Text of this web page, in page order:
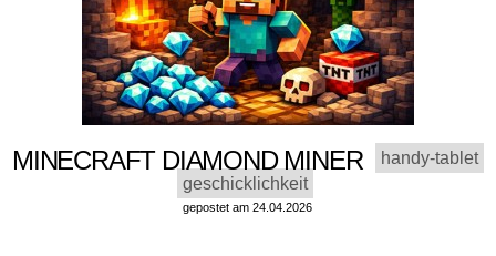
MINECRAFT DIAMOND MINER
handy-tablet
geschicklichkeit
gepostet am 24.04.2026